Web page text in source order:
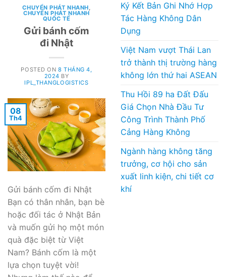
CHUYỂN PHÁT NHANH,
CHUYỂN PHÁT NHANH
QUỐC TẾ
Gửi bánh cốm
đi Nhật
POSTED ON 8 THÁNG 4,
2024 BY
IPL_THANGLOGISTICS
08
Th4
Gửi bánh cốm đi Nhật
Bạn có thân nhân, bạn bè
hoặc đối tác ở Nhật Bản
và muốn gửi họ một món
quà đặc biệt từ Việt
Nam? Bánh cốm là một
lựa chọn tuyệt vời!
Ký Kết Bản Ghi Nhớ Hợp
Tác Hàng Không Dân
Dụng
Việt Nam vượt Thái Lan
trở thành thị trường hàng
không lớn thứ hai ASEAN
Thu Hồi 89 ha Đất Đấu
Giá Chọn Nhà Đầu Tư
Công Trình Thành Phố
Cảng Hàng Không
Ngành hàng không tăng
trưởng, cơ hội cho sản
xuất linh kiện, chi tiết cơ
khí